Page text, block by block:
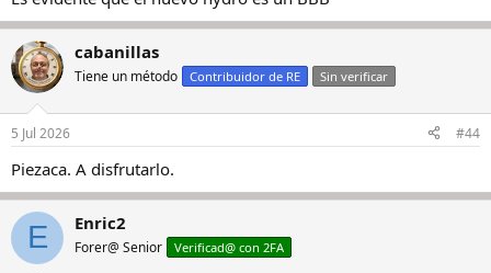
cabanillas
Tiene un método Contribuidor de RE Sin verificar
5 Jul 2026 #44
Piezaca. A disfrutarlo.
E Enric2
Forer@ Senior Verificad@ con 2FA